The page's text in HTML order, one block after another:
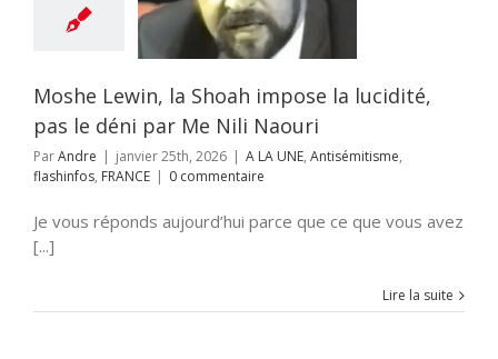
Moshe Lewin, la Shoah impose la lucidité,
pas le déni par Me Nili Naouri
ParAndre | janvier 25th, 2026 | A LA UNE, Antisémitisme,
flashinfos, FRANCE | 0 commentaire
Je vous réponds aujourd’hui parce que ce que vous avez
[...]
Lire la suite